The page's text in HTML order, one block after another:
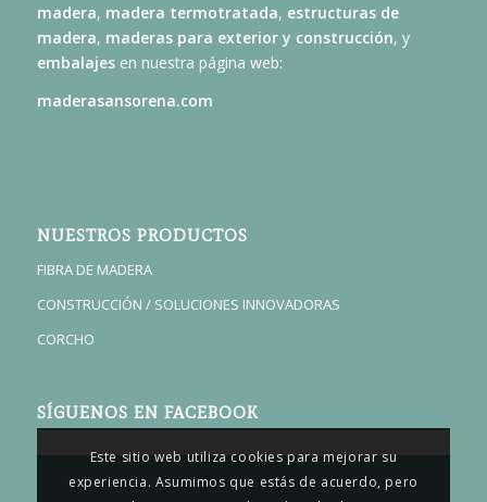
madera, madera termotratada, estructuras de
madera, maderas para exterior y construcción, y
embalajesen nuestra página web:
maderasansorena.com
NUESTROS PRODUCTOS
FIBRA DE MADERA
CONSTRUCCIÓN / SOLUCIONES INNOVADORAS
CORCHO
SÍGUENOS EN FACEBOOK
Este sitio web utiliza cookies para mejorar su
experiencia. Asumimos que estás de acuerdo, pero